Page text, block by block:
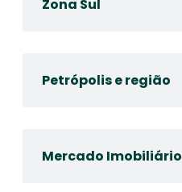
Zona Sul
Petrópolis e região
Mercado Imobiliário